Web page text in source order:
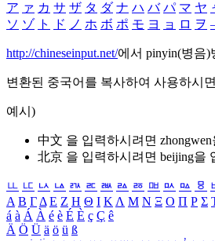
ア ァ カ サ ザ タ ダ ナ ハ バ パ マ ヤ
ソ ゾ ト ド ノ ホ ボ ポ モ ヨ ョ ロ ヲ
http://chineseinput.net/에서 pinyin(병음
변환된 중국어를 복사하여 사용하시
예시)
中文 을 입력하시려면 zhongwen
北京 을 입력하시려면 beijing을
ㅥ ㅦ ㅧ ㅨ ㅩ ㅪ ㅫ ㅬ ㅭ ㅮ ㅯ ㅰ ㅱ
Α Β ΓΔ Ε Ζ Η Θ Ι ΚΛ Μ Ν Ξ Ο Π Ρ Σ
á à Á À é è É È ç Ç ê
Ä Ö Ü ä ö ü ß